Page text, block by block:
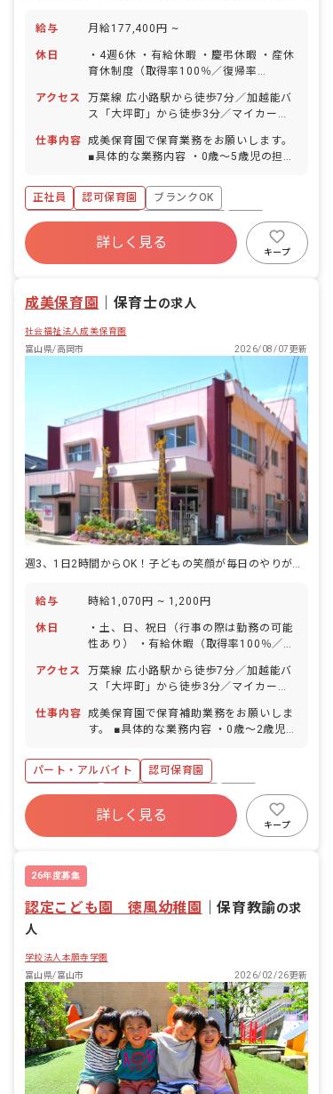
給与 月給177,400円 ~
休日
・4週6休 ・有給休暇 ・慶弔休暇 ・産休
育休制度（取得率100％／復帰率
アクセス
万葉線 広小路駅から徒歩7分／加越能バ
ス「大坪町」から徒歩3分／マイカー・
仕事内容 成美保育園で保育業務をお願いします。
■具体的な業務内容 ・0歳〜5歳児の担任
・保護者対応
正社員 認可保育園
ブランクOK
ボーナス・賞与あり
社会保険完備
有給
福利厚生充実
退職金制度
昇給昇進あり
詳しく見る
キープ
成美保育園 保育士の求人
社会福祉法人成美保育園
富山県/高岡市
2026/08/07更新
給与 時給1,070円 ~ 1,200円
休日
・土、日、祝日（行事の際は勤務の可能
性あり） ・有給休暇（取得率100％／半
の連休取得可） ・産休育休制度（取得率
100％／復帰率100％）
アクセス
万葉線 広小路駅から徒歩7分／加越能バ
ス「大坪町」から徒歩3分／マイカー・
仕事内容
成美保育園で保育補助業務をお願いしま
す。 ■具体的な業務内容 ・0歳〜2歳児の
日々の保育記録記入
パート・アルバイト
認可保育園
ブランクOK
ボーナス・賞与あり
福利厚生充実
産休育休制度
社会福祉法人
詳しく見る
キープ
26年度募集
認定こども園 徳風幼稚園 ｜保育教諭の求
人
学校法人本願寺学園
富山県/富山市
2026/02/26更新